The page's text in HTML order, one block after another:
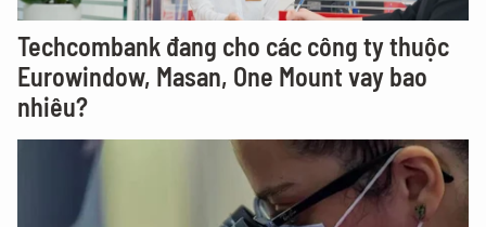
Techcombank đang cho các công ty thuộc
Eurowindow, Masan, One Mount vay bao
nhiêu?